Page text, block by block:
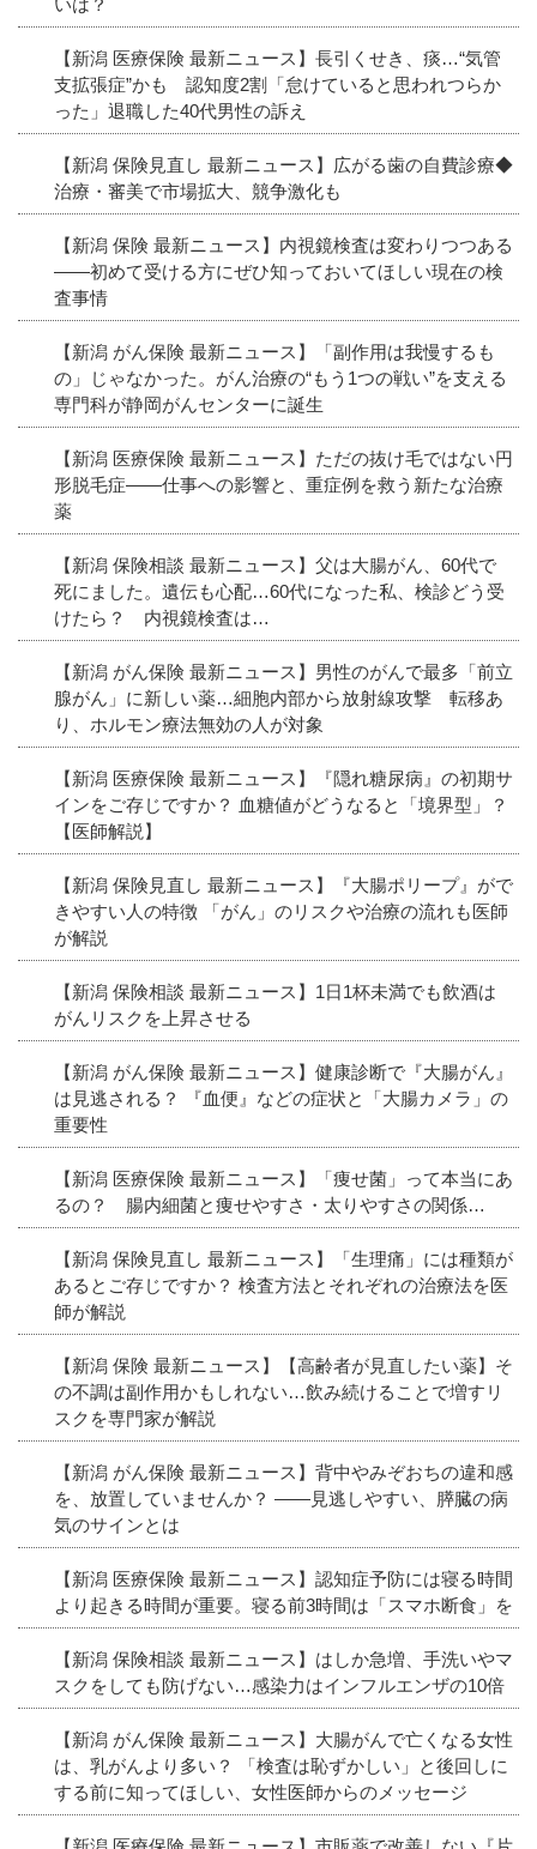
【新潟 医療保険 最新ニュース】長引くせき、痰…“気管
支拡張症”かも 認知度2割「怠けていると思われつらか
った」退職した40代男性の訴え
【新潟 保険見直し 最新ニュース】広がる歯の自費診療◆
治療・審美で市場拡大、競争激化も
【新潟 保険 最新ニュース】内視鏡検査は変わりつつある
――初めて受ける方にぜひ知っておいてほしい現在の検
査事情
【新潟 がん保険 最新ニュース】「副作用は我慢するも
の」じゃなかった。がん治療の“もう1つの戦い”を支える
専門科が静岡がんセンターに誕生
【新潟 医療保険 最新ニュース】ただの抜け毛ではない円
形脱毛症――仕事への影響と、重症例を救う新たな治療
薬
【新潟 保険相談 最新ニュース】父は大腸がん、60代で
死にました。遺伝も心配…60代になった私、検診どう受
けたら？ 内視鏡検査は…
【新潟 がん保険 最新ニュース】男性のがんで最多「前立
腺がん」に新しい薬…細胞内部から放射線攻撃 転移あ
り、ホルモン療法無効の人が対象
【新潟 医療保険 最新ニュース】『隠れ糖尿病』の初期サ
インをご存じですか？ 血糖値がどうなると「境界型」？
【医師解説】
【新潟 保険見直し 最新ニュース】『大腸ポリープ』がで
きやすい人の特徴 「がん」のリスクや治療の流れも医師
が解説
【新潟 保険相談 最新ニュース】1日1杯未満でも飲酒は
がんリスクを上昇させる
【新潟 がん保険 最新ニュース】健康診断で『大腸がん』
は見逃される？ 『血便』などの症状と「大腸カメラ」の
重要性
【新潟 医療保険 最新ニュース】「痩せ菌」って本当にあ
るの？ 腸内細菌と痩せやすさ・太りやすさの関係…
【新潟 保険見直し 最新ニュース】「生理痛」には種類が
あるとご存じですか？ 検査方法とそれぞれの治療法を医
師が解説
【新潟 保険 最新ニュース】【高齢者が見直したい薬】そ
の不調は副作用かもしれない…飲み続けることで増すリ
スクを専門家が解説
【新潟 がん保険 最新ニュース】背中やみぞおちの違和感
を、放置していませんか？ ――見逃しやすい、膵臓の病
気のサインとは
【新潟 医療保険 最新ニュース】認知症予防には寝る時間
より起きる時間が重要。寝る前3時間は「スマホ断食」を
【新潟 保険相談 最新ニュース】はしか急増、手洗いやマ
スクをしても防げない…感染力はインフルエンザの10倍
【新潟 がん保険 最新ニュース】大腸がんで亡くなる女性
は、乳がんより多い？ 「検査は恥ずかしい」と後回しに
する前に知ってほしい、女性医師からのメッセージ